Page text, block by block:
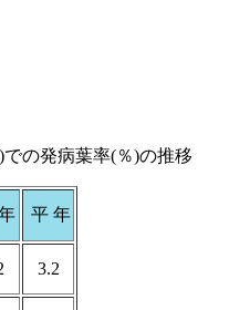
の発病葉率(％)の推移
平 年
3.2